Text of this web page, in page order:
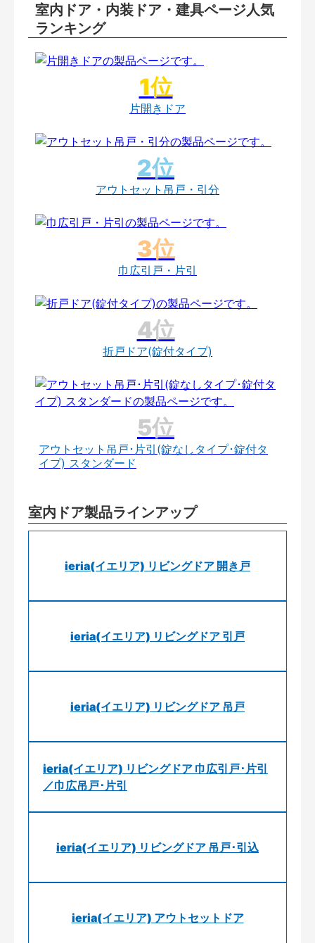
室内ドア・内装ドア・建具ページ人気
ランキング
片開きドア
アウトセット吊戸・引分
巾広引戸・片引
折戸ドア(錠付タイプ)
アウトセット吊戸･片引(錠なしタイプ･錠付タ
イプ) スタンダード
室内ドア製品ラインアップ
ieria(イエリア) リビングドア 開き戸
ieria(イエリア) リビングドア 引戸
ieria(イエリア) リビングドア 吊戸
ieria(イエリア) リビングドア 巾広引戸･片引
／巾広吊戸･片引
ieria(イエリア) リビングドア 吊戸･引込
ieria(イエリア) アウトセットドア